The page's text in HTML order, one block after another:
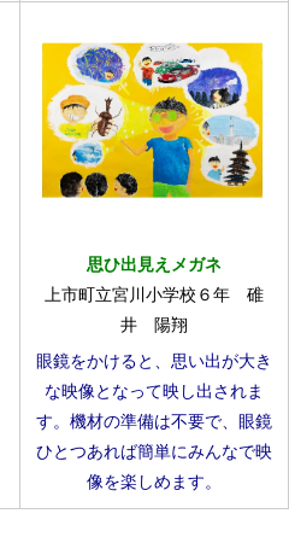
思ひ出見えメガネ
上市町立宮川小学校６年 碓
井 陽翔
眼鏡をかけると、思い出が大き
な映像となって映し出されま
す。機材の準備は不要で、眼鏡
ひとつあれば簡単にみんなで映
像を楽しめます。